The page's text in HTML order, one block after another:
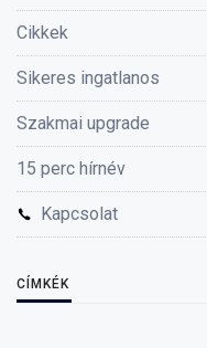
Cikkek
Sikeres ingatlanos
Szakmai upgrade
15 perc hírnév
Kapcsolat
CÍMKÉK